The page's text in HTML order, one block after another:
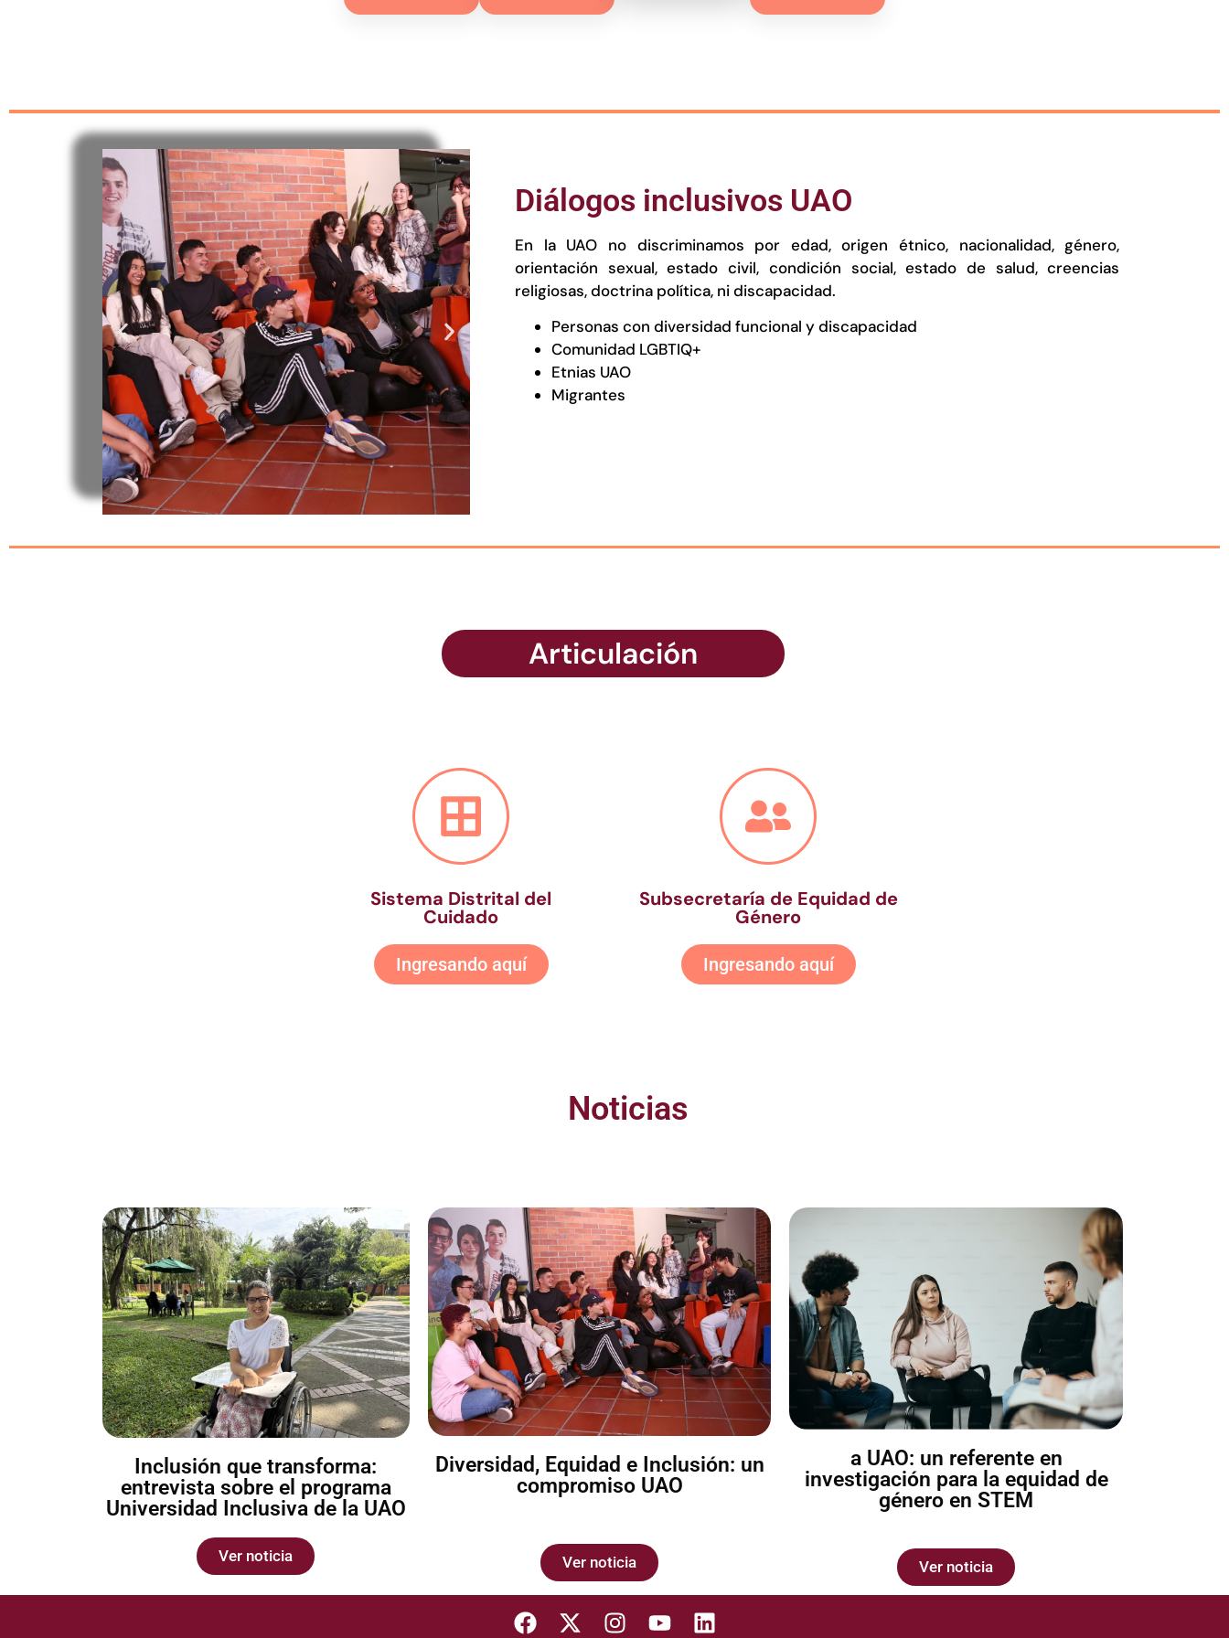
Diálogos inclusivos UAO
En la UAO no discriminamos por edad, origen étnico, nacionalidad, género,
orientación sexual, estado civil, condición social, estado de salud, creencias
religiosas, doctrina política, ni discapacidad.
Personas con diversidad funcional y discapacidad
Comunidad LGBTIQ+
Etnias UAO
Migrantes
Articulación
Sistema Distrital del
Cuidado
Ingresando aquí
Subsecretaría de Equidad de
Género
Ingresando aquí
Noticias
Inclusión que transforma:
entrevista sobre el programa
Universidad Inclusiva de la UAO
Ver noticia
Diversidad, Equidad e Inclusión: un
compromiso UAO
Ver noticia
a UAO: un referente en
investigación para la equidad de
género en STEM
Ver noticia